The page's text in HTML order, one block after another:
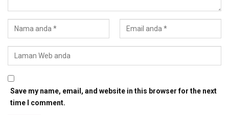
Save my name, email, and website in this browser for the next
time I comment.